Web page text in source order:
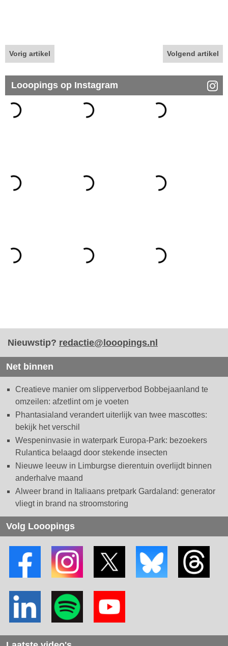
Vorig artikel Volgend artikel
Looopings op Instagram
Nieuwstip? redactie@looopings.nl
Net binnen
Creatieve manier om slipperverbod Bobbejaanland te
omzeilen: afzetlint om je voeten
Phantasialand verandert uiterlijk van twee mascottes:
bekijk het verschil
Wespeninvasie in waterpark Europa-Park: bezoekers
Rulantica belaagd door stekende insecten
Nieuwe leeuw in Limburgse dierentuin overlijdt binnen
anderhalve maand
Alweer brand in Italiaans pretpark Gardaland: generator
vliegt in brand na stroomstoring
Volg Looopings